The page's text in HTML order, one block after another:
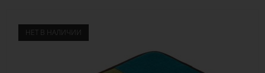
НЕТ В НАЛИЧИИ